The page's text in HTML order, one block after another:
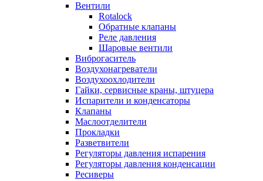
Вентили
Rotalock
Обратные клапаны
Реле давления
Шаровые вентили
Виброгаситель
Воздухонагреватели
Воздухоохлодители
Гайки, сервисные краны, штуцера
Испарители и конденсаторы
Клапаны
Маслоотделители
Прокладки
Разветвители
Регуляторы давления испарения
Регуляторы давления конденсации
Ресиверы